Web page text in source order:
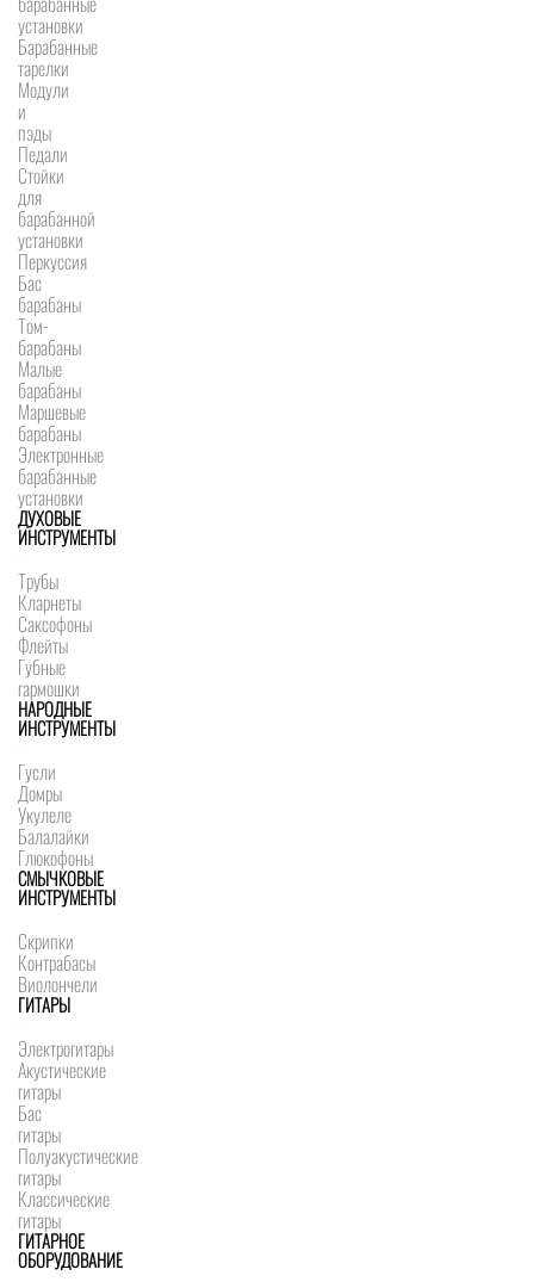
установки
Барабанные
тарелки
Модули
и
пэды
Педали
Стойки
для
барабанной
установки
Перкуссия
Бас
барабаны
Том-
барабаны
Малые
барабаны
Маршевые
барабаны
Электронные
барабанные
установки
ДУХОВЫЕ
ИНСТРУМЕНТЫ
Трубы
Кларнеты
Саксофоны
Флейты
Губные
гармошки
НАРОДНЫЕ
ИНСТРУМЕНТЫ
Гусли
Домры
Укулеле
Балалайки
Глюкофоны
СМЫЧКОВЫЕ
ИНСТРУМЕНТЫ
Скрипки
Контрабасы
Виолончели
ГИТАРЫ
Электрогитары
Акустические
гитары
Бас
гитары
Полуакустические
гитары
Классические
гитары
ГИТАРНОЕ
ОБОРУДОВАНИЕ